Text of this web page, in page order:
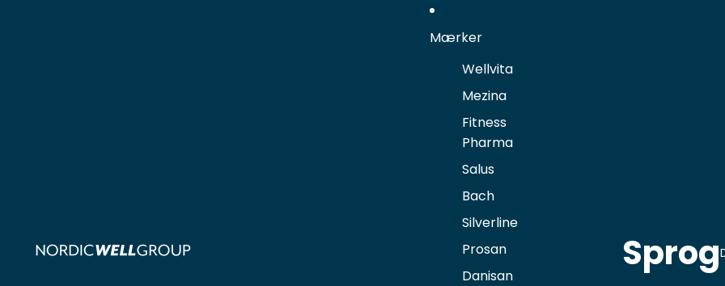
Mærker
Wellvita
Mezina
Fitness
Pharma
Salus
Bach
Silverline
Prosan
Danisan
Sprog